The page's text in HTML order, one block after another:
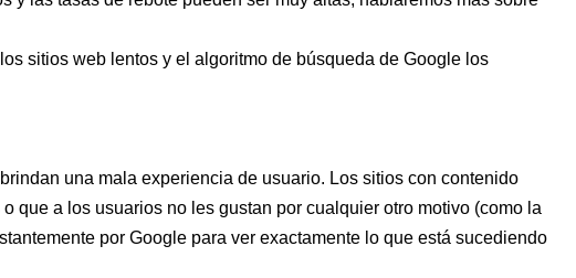
sitios web lentos y el algoritmo de búsqueda de Google los
una mala experiencia de usuario. Los sitios con contenido
que a los usuarios no les gustan por cualquier otro motivo (como la
por Google para ver exactamente lo que está sucediendo